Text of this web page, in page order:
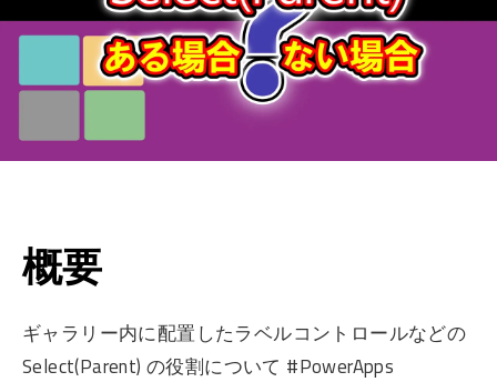
概要
ギャラリー内に配置したラベルコントロールなどの
Select(Parent) の役割について #PowerApps